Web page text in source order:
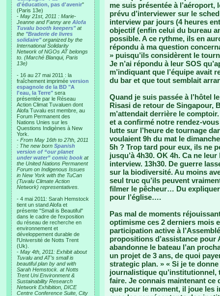
d'éducation, pas d'avenir"
(Paris 13e)
- May 21st, 2011 : Marie-
Jeanne and Fanny are Alofa
Tuvalu booth keepers"at
the "Braderie de livres
solidaire"organized by the
International Solidarity
Network of NGOs AT belongs
to. (Marché Blanqui, Paris
13e)
- 16 au 27 mai 2011 : la
fraîchement imprimée version
espagnole de la BD "A
l'eau, la Terre" sera
présentée par le Réseau
Action Climat Tuvaluen dont
Alofa Tuvalu est membre, au
Forum Permanent des
Nations Unies sur les
Questions Indigènes à New
York.
- From May 16th to 27th, 2011
: The new born Spanish
version of “our planet
under water” comic book at
the United Nations Permanent
Forum on Indigenous Issues
in New York with the TuCan
(Tuvalu Climate Action
Network) representatives.
- 4 mai 2011: Sarah Hemstock
tient un stand Alofa et
présente "Small is Beautiful"
dans le cadre de l'exposition
du réseau de recherche en
environnement et
développement durable de
l'Université de Notts Trent
(Uk).
- May 4th, 2011: Exhibit about
Tuvalu and AT’s small is
beautiful plan by and with
Sarah Hemstock. at Notts
Trent Uni Environment &
Sustainability Research
Network Exhibition, DICE
Centre Conference Suite, City
me suis présentée à l’aéroport,
prévu d’interviewer sur le
interview par jours (4 heures
objectif (enfin celui du bureau
possible. A ce rythme, ils en
répondu à ma question
» puisqu’ils considèrent le
Je n’ai répondu à leur SOS
m’indiquant que l’équipe avait
du bar et que tout semblait
Quand je suis passée à l’hôtel
Risasi de retour de Singapour,
m’attendait derrière le
et a confirmé notre rendez-
lutte sur l’heure de tournage
voulaient 9h du mat le
5h ? Trop tard pour eux, ils ne
jusqu’à 4h30. OK 4h. Ca ne
interview. 13h30. De guerre
sur la biodiversité. Au moins
seul truc qu’ils peuvent
filmer le pêcheur… Du
pour l’église….
Pas mal de moments
optimisme ces 2 derniers mois
participation active à
propositions d’assistance pour
abandonne le bateau l’an
un projet de 3 ans, de quoi
strategic plan. » « Si je te
journalistique qu’institutionnel,
faire. Je connais maintenant ce
que pour le moment, il joue les